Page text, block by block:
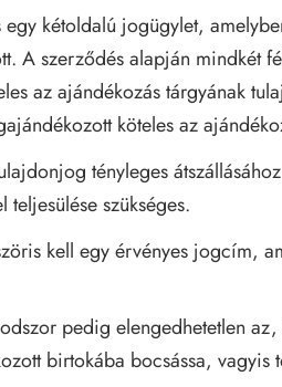
kétoldalú jogügylet,
A szerződés alapján mindkét
az ajándékozás tárgyának
köteles az
tényleges
teljesülése szükséges.
kell egy érvényes jogcím,
pedig elengedhetetlen
birtokába bocsássa, vagyis